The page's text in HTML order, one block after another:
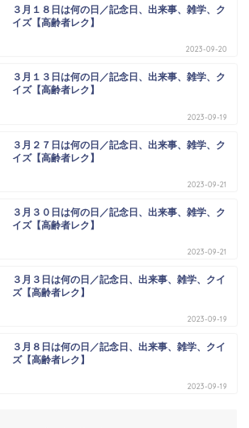
３月１８日は何の日／記念日、出来事、雑学、ク
イズ【高齢者レク】
2023-09-20
３月１３日は何の日／記念日、出来事、雑学、ク
イズ【高齢者レク】
2023-09-19
３月２７日は何の日／記念日、出来事、雑学、ク
イズ【高齢者レク】
2023-09-21
３月３０日は何の日／記念日、出来事、雑学、ク
イズ【高齢者レク】
2023-09-21
３月３日は何の日／記念日、出来事、雑学、クイ
ズ【高齢者レク】
2023-09-19
３月８日は何の日／記念日、出来事、雑学、クイ
ズ【高齢者レク】
2023-09-19